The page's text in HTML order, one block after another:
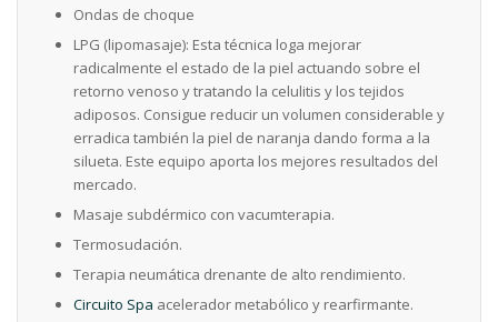
Ondas de choque
LPG (lipomasaje): Esta técnica loga mejorar
radicalmente el estado de la piel actuando sobre el
retorno venoso y tratando la celulitis y los tejidos
adiposos. Consigue reducir un volumen considerable y
erradica también la piel de naranja dando forma a la
silueta. Este equipo aporta los mejores resultados del
mercado.
Masaje subdérmico con vacumterapia.
Termosudación.
Terapia neumática drenante de alto rendimiento.
Circuito Spa acelerador metabólico y rearfirmante.